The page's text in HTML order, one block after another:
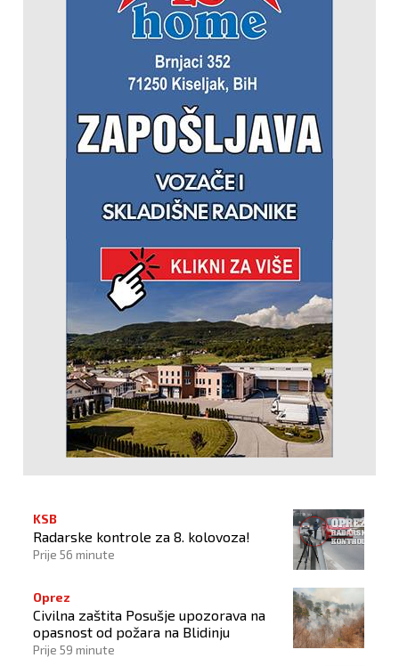
KSB
Radarske kontrole za 8. kolovoza!
Prije 56 minute
Oprez
Civilna zaštita Posušje upozorava na
opasnost od požara na Blidinju
Prije 59 minute